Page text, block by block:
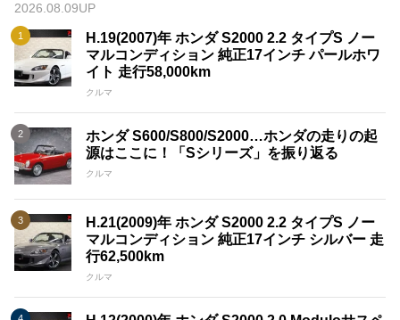
2026.08.09UP
H.19(2007)年 ホンダ S2000 2.2 タイプS ノー
マルコンディション 純正17インチ パールホワ
イト 走行58,000km
クルマ
ホンダ S600/S800/S2000…ホンダの走りの起
源はここに！「Sシリーズ」を振り返る
クルマ
H.21(2009)年 ホンダ S2000 2.2 タイプS ノー
マルコンディション 純正17インチ シルバー 走
行62,500km
クルマ